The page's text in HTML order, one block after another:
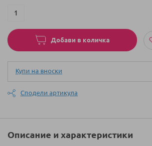
Добави в количка
Купи на вноски
Сподели артикула
Описание и характеристики